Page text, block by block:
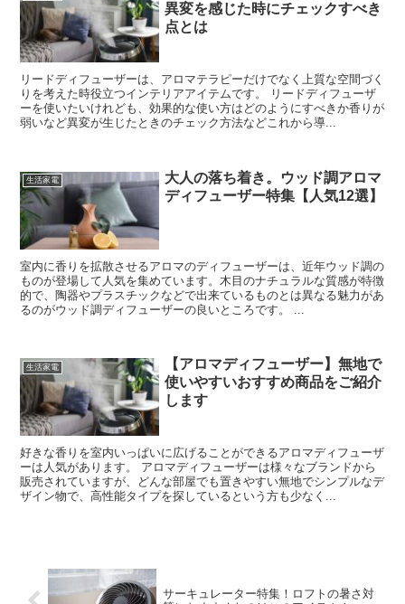
異変を感じた時にチェックすべき
点とは
リードディフューザーは、アロマテラピーだけでなく上質な空間づく
りを考えた時役立つインテリアアイテムです。 リードディフューザ
ーを使いたいけれども、効果的な使い方はどのようにすべきか香りが
弱いなど異変が生じたときのチェック方法などこれから導...
生活家電
大人の落ち着き。ウッド調アロマ
ディフューザー特集【人気12選】
室内に香りを拡散させるアロマのディフューザーは、近年ウッド調の
ものが登場して人気を集めています。木目のナチュラルな質感が特徴
的で、陶器やプラスチックなどで出来ているものとは異なる魅力があ
るのがウッド調ディフューザーの良いところです。 ...
生活家電
【アロマディフューザー】無地で
使いやすいおすすめ商品をご紹介
します
好きな香りを室内いっぱいに広げることができるアロマディフューザ
ーは人気があります。 アロマディフューザーは様々なブランドから
販売されていますが、どんな部屋でも置きやすい無地でシンプルなデ
ザイン物で、高性能タイプを探しているという方も少なく...
サーキュレーター特集！ロフトの暑さ対